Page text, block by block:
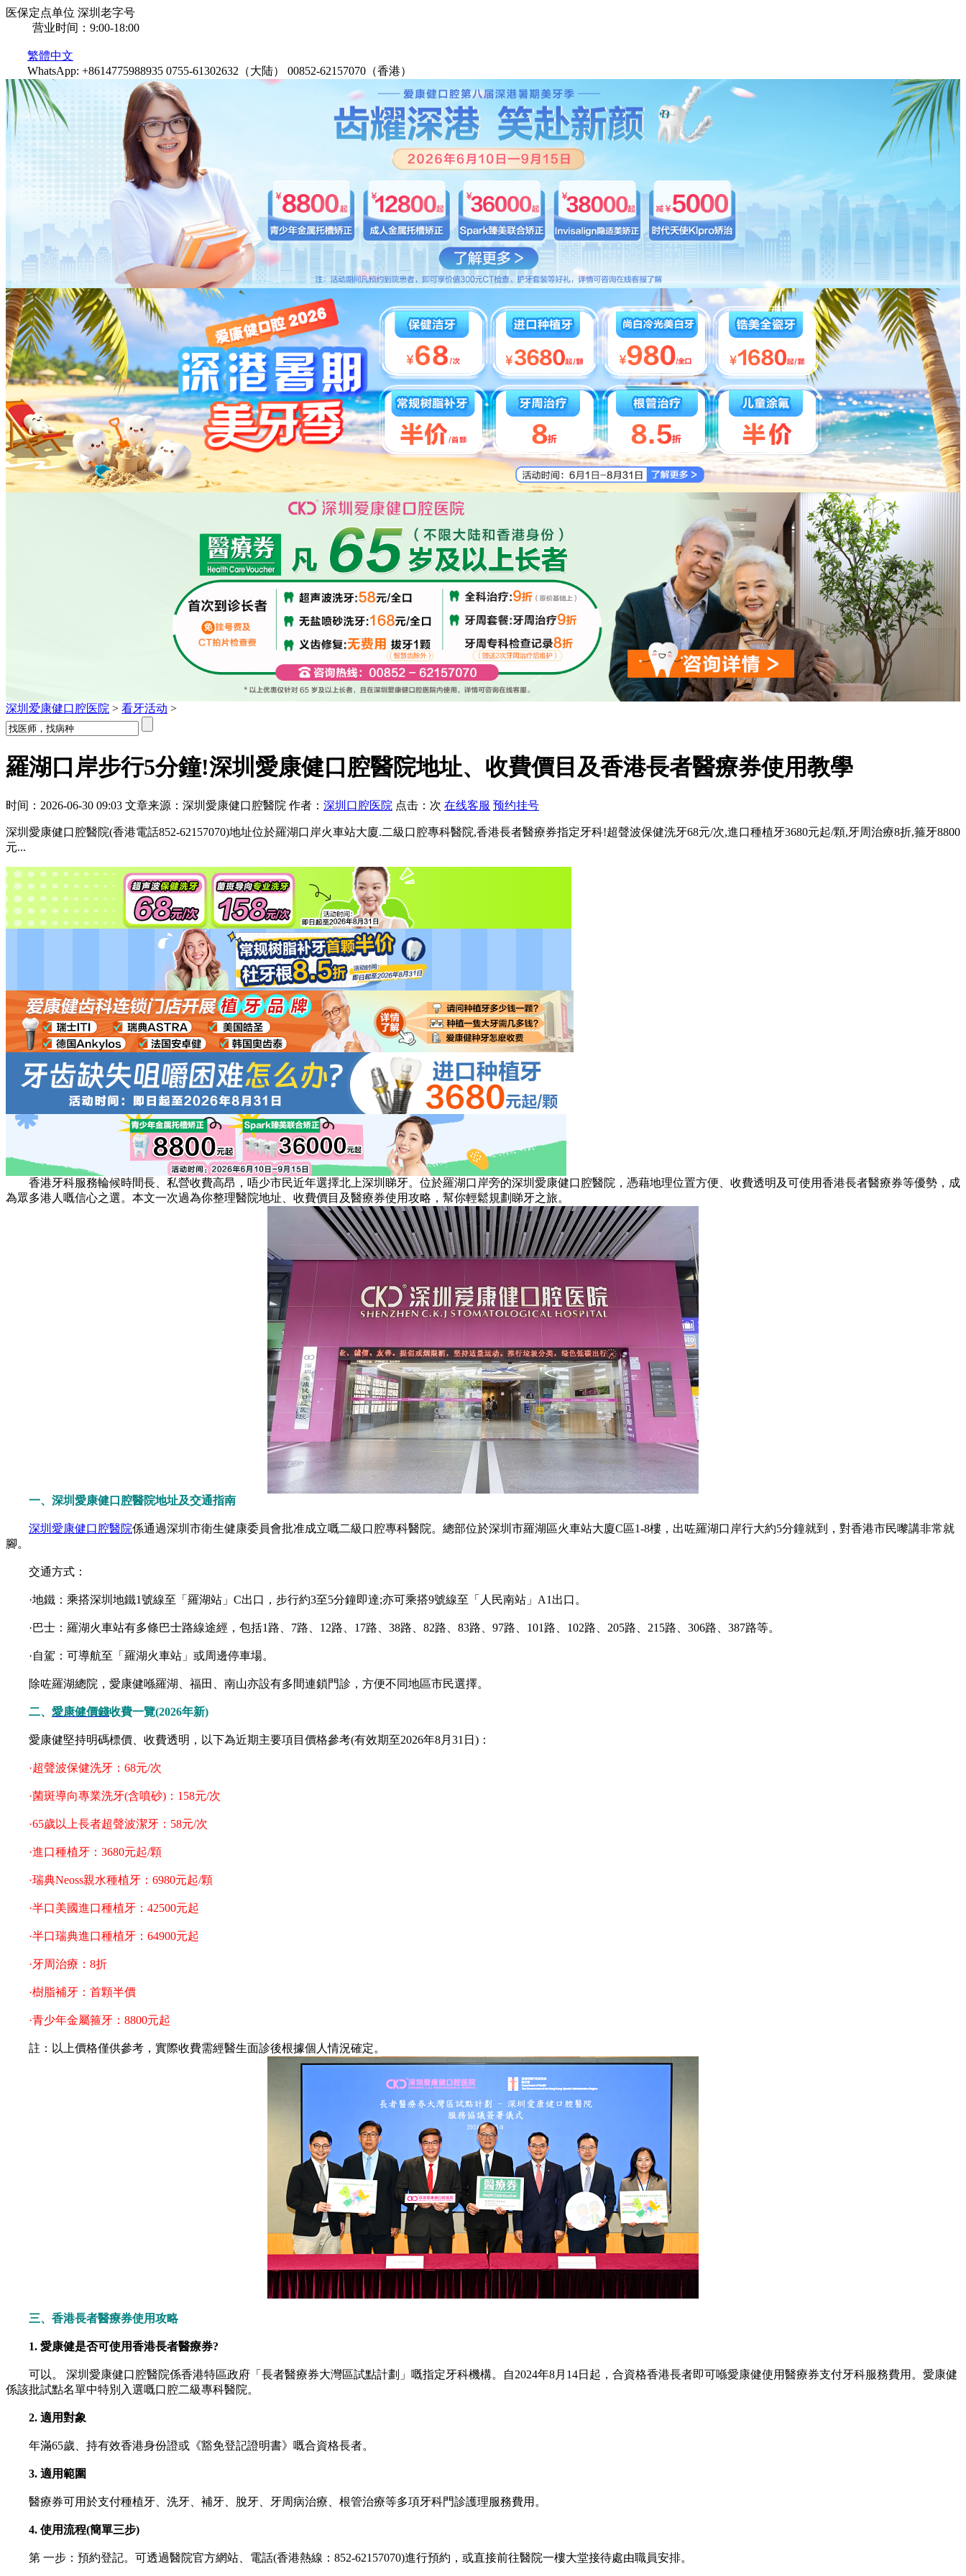
医保定点单位 深圳老字号
营业时间：9:00-18:00
繁體中文
WhatsApp: +8614775988935 0755-61302632（大陆） 00852-62157070（香港）
深圳爱康健口腔医院 > 看牙活动 >
羅湖口岸步行5分鐘!深圳愛康健口腔醫院地址、收費價目及香港長者醫療券使用教學
时间：2026-06-30 09:03 文章来源：深圳愛康健口腔醫院 作者： 深圳口腔医院 点击： 次 在线客服 预约挂号
深圳愛康健口腔醫院(香港電話852-62157070)地址位於羅湖口岸火車站大廈.二級口腔專科醫院,香港長者醫療券指定牙科!超聲波保健洗牙68元/次,進口種植牙3680元起/顆,牙周治療8折,箍牙8800
元...
香港牙科服務輪候時間長、私營收費高昂，唔少市民近年選擇北上深圳睇牙。位於羅湖口岸旁的深圳愛康健口腔醫院，憑藉地理位置方便、收費透明及可使用香港長者醫療券等優勢，成
為眾多港人嘅信心之選。本文一次過為你整理醫院地址、收費價目及醫療券使用攻略，幫你輕鬆規劃睇牙之旅。
一、深圳愛康健口腔醫院地址及交通指南
深圳愛康健口腔醫院係通過深圳市衛生健康委員會批准成立嘅二級口腔專科醫院。總部位於深圳市羅湖區火車站大廈C區1-8樓，出咗羅湖口岸行大約5分鐘就到，對香港市民嚟講非常就
腳。
交通方式：
·地鐵：乘搭深圳地鐵1號線至「羅湖站」C出口，步行約3至5分鐘即達;亦可乘搭9號線至「人民南站」A1出口。
·巴士：羅湖火車站有多條巴士路線途經，包括1路、7路、12路、17路、38路、82路、83路、97路、101路、102路、205路、215路、306路、387路等。
·自駕：可導航至「羅湖火車站」或周邊停車場。
除咗羅湖總院，愛康健喺羅湖、福田、南山亦設有多間連鎖門診，方便不同地區市民選擇。
二、 愛康健價錢收費一覽(2026年新)
愛康健堅持明碼標價、收費透明，以下為近期主要項目價格參考(有效期至2026年8月31日)：
·超聲波保健洗牙：68元/次
·菌斑導向專業洗牙(含噴砂)：158元/次
·65歲以上長者超聲波潔牙：58元/次
·進口種植牙：3680元起/顆
·瑞典Neoss親水種植牙：6980元起/顆
·半口美國進口種植牙：42500元起
·半口瑞典進口種植牙：64900元起
·牙周治療：8折
·樹脂補牙：首顆半價
·青少年金屬箍牙：8800元起
註：以上價格僅供參考，實際收費需經醫生面診後根據個人情況確定。
三、香港長者醫療券使用攻略
1. 愛康健是否可使用香港長者醫療券?
可以。 深圳愛康健口腔醫院係香港特區政府「長者醫療券大灣區試點計劃」嘅指定牙科機構。自2024年8月14日起，合資格香港長者即可喺愛康健使用醫療券支付牙科服務費用。愛康健
係該批試點名單中特別入選嘅口腔二級專科醫院。
2. 適用對象
年滿65歲、持有效香港身份證或《豁免登記證明書》嘅合資格長者。
3. 適用範圍
醫療券可用於支付種植牙、洗牙、補牙、脫牙、牙周病治療、根管治療等多項牙科門診護理服務費用。
4. 使用流程(簡單三步)
第 一步：預約登記。可透過醫院官方網站、電話(香港熱線：852-62157070)進行預約，或直接前往醫院一樓大堂接待處由職員安排。